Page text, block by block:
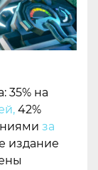
35% на
42%
за
издание